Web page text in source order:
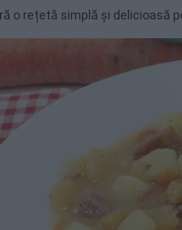
o rețetă simplă și delicioasă